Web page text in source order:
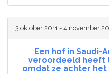
3 oktober 2011 - 4 november
Een hof in Saudi-
veroordeeld heeft
omdat ze achter het